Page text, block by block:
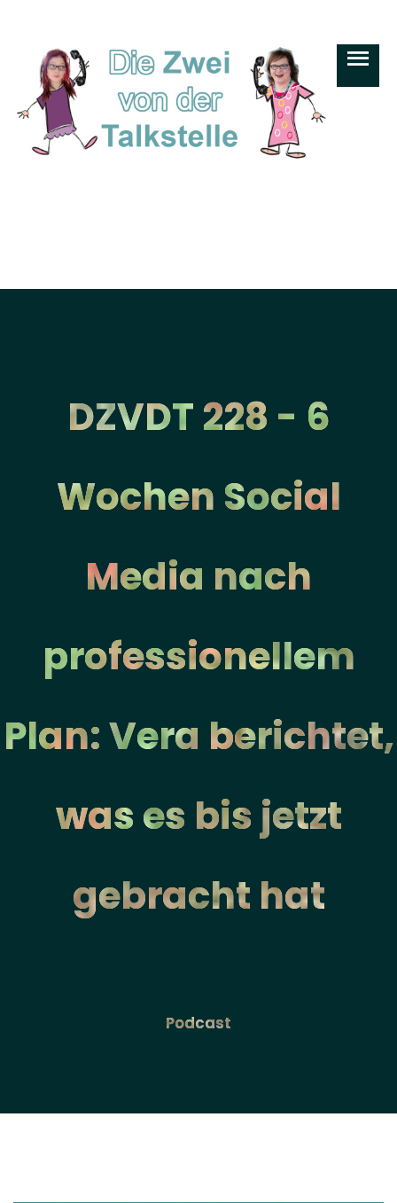
DZVDT 228 - 6
Wochen Social
Media nach
professionellem
Plan: Vera berichtet,
was es bis jetzt
gebracht hat
Podcast